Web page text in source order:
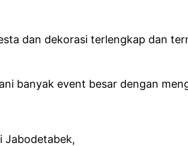
dan dekorasi terlengkap dan
banyak event besar dengan
Jabodetabek,